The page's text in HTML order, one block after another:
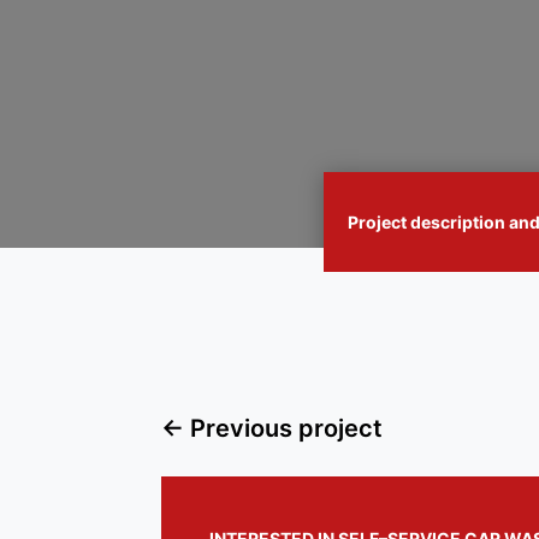
Project description
← Previous project